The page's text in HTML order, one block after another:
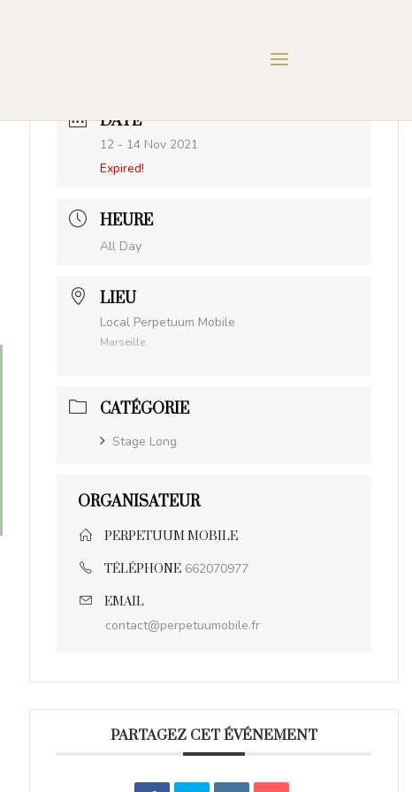
DATE
12 - 14 Nov 2021
Expired!
HEURE
All Day
LIEU
Local Perpetuum Mobile
Marseille
CATÉGORIE
Stage Long
ORGANISATEUR
PERPETUUM MOBILE
TÉLÉPHONE 662070977
EMAIL
contact@perpetuumobile.fr
PARTAGEZ CET ÉVÉNEMENT